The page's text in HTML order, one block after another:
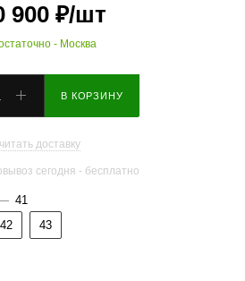
900₽/шт
- Москва
В КОРЗИНУ
доставку
сегодня - бесплатно
41
42 43